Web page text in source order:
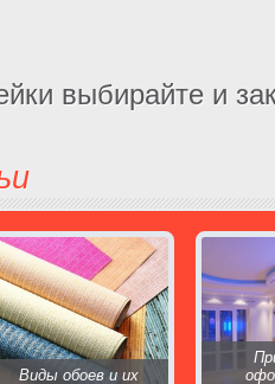
выбирайте и
Виды обоев и их